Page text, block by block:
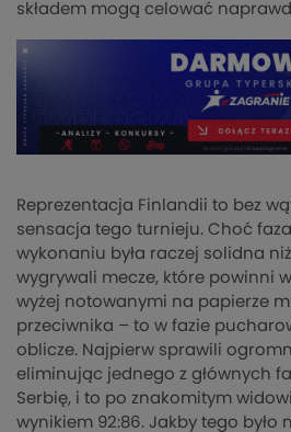
składem mogą celować
Reprezentacja Finlandii to bez
sensacja tego turnieju. Choć
wykonaniu była raczej solidna
wygrywali mecze, które powinni
wyżej notowanymi na papierze
przeciwnika – to w fazie
oblicze. Najpierw sprawili
eliminując jednego z głównych
Serbię, i to po znakomitym
wynikiem 92:86. Jakby tego było